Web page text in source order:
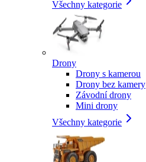
Všechny kategorie
Drony
Drony s kamerou
Drony bez kamery
Závodní drony
Mini drony
Všechny kategorie